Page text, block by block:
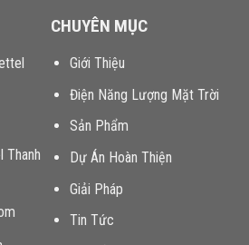
Thanh
CHUYÊN MỤC
Giới Thiệu
Điện Năng Lượng Mặt Trời
Sản Phẩm
Dự Án Hoàn Thiện
Giải Pháp
Tin Tức